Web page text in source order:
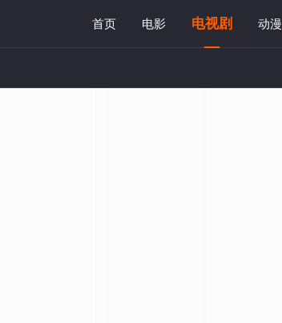
首页 电影 电视剧 动漫